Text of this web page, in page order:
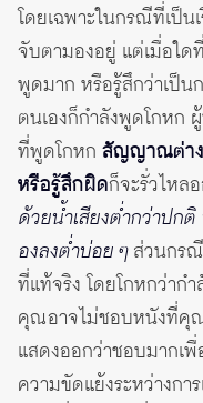
โดยเฉพาะในกรณีที่เป็น
จับตามองอยู่ แต่เมื่อใด
พูดมาก หรือรู้สึกว่าเป็น
ตนเองก็กำลังพูดโกหก
ที่พูดโกหก สัญญาณต่าง
หรือรู้สึกผิดก็จะรั่วไหล
ด้วยน้ำเสียงต่ำกว่าปก
องลงต่ำบ่อย ๆส่วนกรณี
ที่แท้จริง โดยโกหกว่าก
คุณอาจไม่ชอบหนังที่คุ
แสดงออกว่าชอบมากเ
ความขัดแย้งระหว่างก